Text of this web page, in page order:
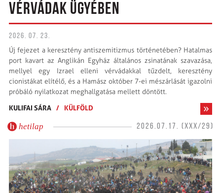
VÉRVÁDAK ÜGYÉBEN
2026. 07. 23.
Új fejezet a keresztény antiszemitizmus történetében? Hatalmas
port kavart az Anglikán Egyház általános zsinatának szavazása,
mellyel egy Izrael elleni vérvádakkal tűzdelt, keresztény
cionistákat elítélő, és a Hamász október 7-ei mészárlását igazolni
próbáló nyilatkozat meghallgatása mellett döntött.
KULIFAI SÁRA / KÜLFÖLD
hetilap 2026.07.17. (XXX/29)